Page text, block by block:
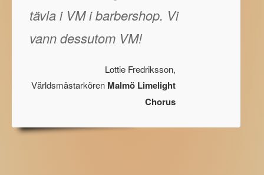
tävla i VM i barbershop. Vi
vann dessutom VM!
Lottie Fredriksson,
Världsmästarkören Malmö Limelight
Chorus